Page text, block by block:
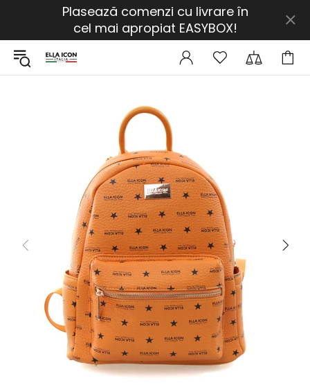
Plasează comenzi cu livrare în
cel mai apropiat EASYBOX!